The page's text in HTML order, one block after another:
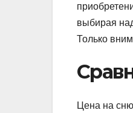
выбирая
Только
Цена на